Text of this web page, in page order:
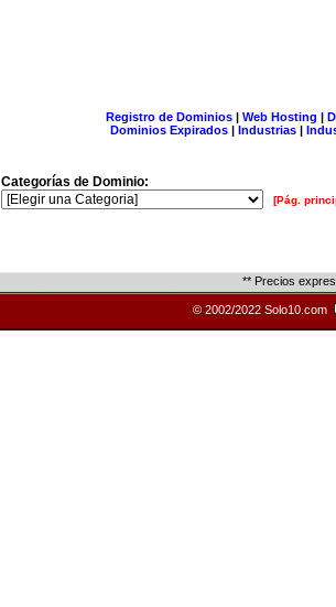
Registro de Dominios| Web Hosting |
Dominios Expirados | Industrias |
Categorías de Dominio:
[Pág.
** Precios
© 2002/2022 Solo10.com